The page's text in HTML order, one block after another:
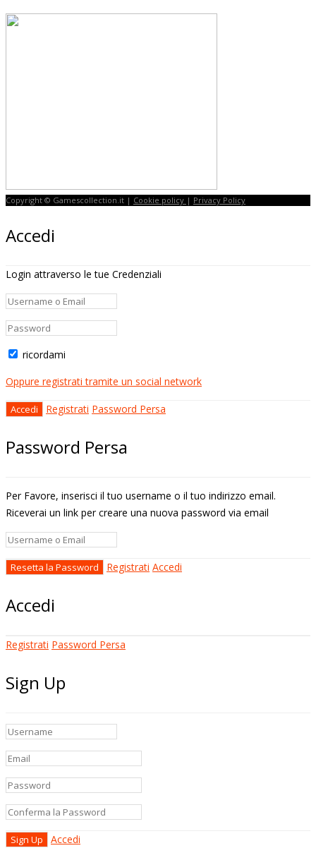
Copyright © Gamescollection.it | Cookie policy | Privacy Policy
Accedi
Login attraverso le tue Credenziali
ricordami
Oppure registrati tramite un social network
Registrati Password Persa
Password Persa
Per Favore, inserisci il tuo username o il tuo indirizzo email.
Riceverai un link per creare una nuova password via email
Registrati Accedi
Accedi
Registrati Password Persa
Sign Up
Accedi